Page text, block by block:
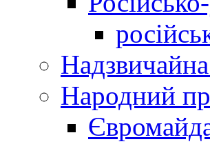
Народний